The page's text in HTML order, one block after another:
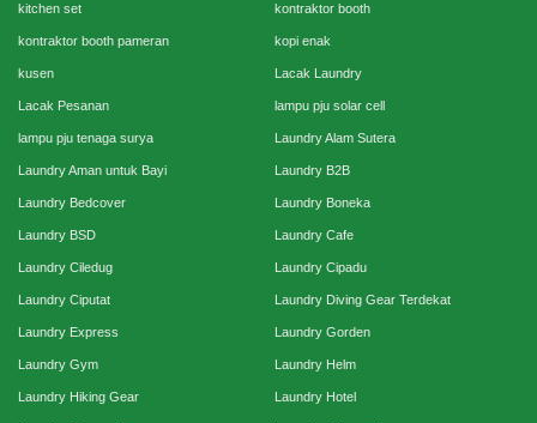
kitchen set kontraktor booth
kontraktor booth pameran kopi enak
kusen Lacak Laundry
Lacak Pesanan lampu pju solar cell
lampu pju tenaga surya Laundry Alam Sutera
Laundry Aman untuk Bayi Laundry B2B
Laundry Bedcover Laundry Boneka
Laundry BSD Laundry Cafe
Laundry Ciledug Laundry Cipadu
Laundry Ciputat Laundry Diving Gear Terdekat
Laundry Express Laundry Gorden
Laundry Gym Laundry Helm
Laundry Hiking Gear Laundry Hotel